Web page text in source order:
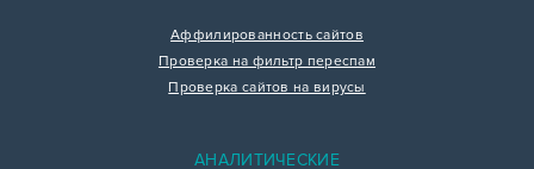
Аффилированность сайтов
Проверка на фильтр переспам
Проверка сайтов на вирусы
АНАЛИТИЧЕСКИЕ